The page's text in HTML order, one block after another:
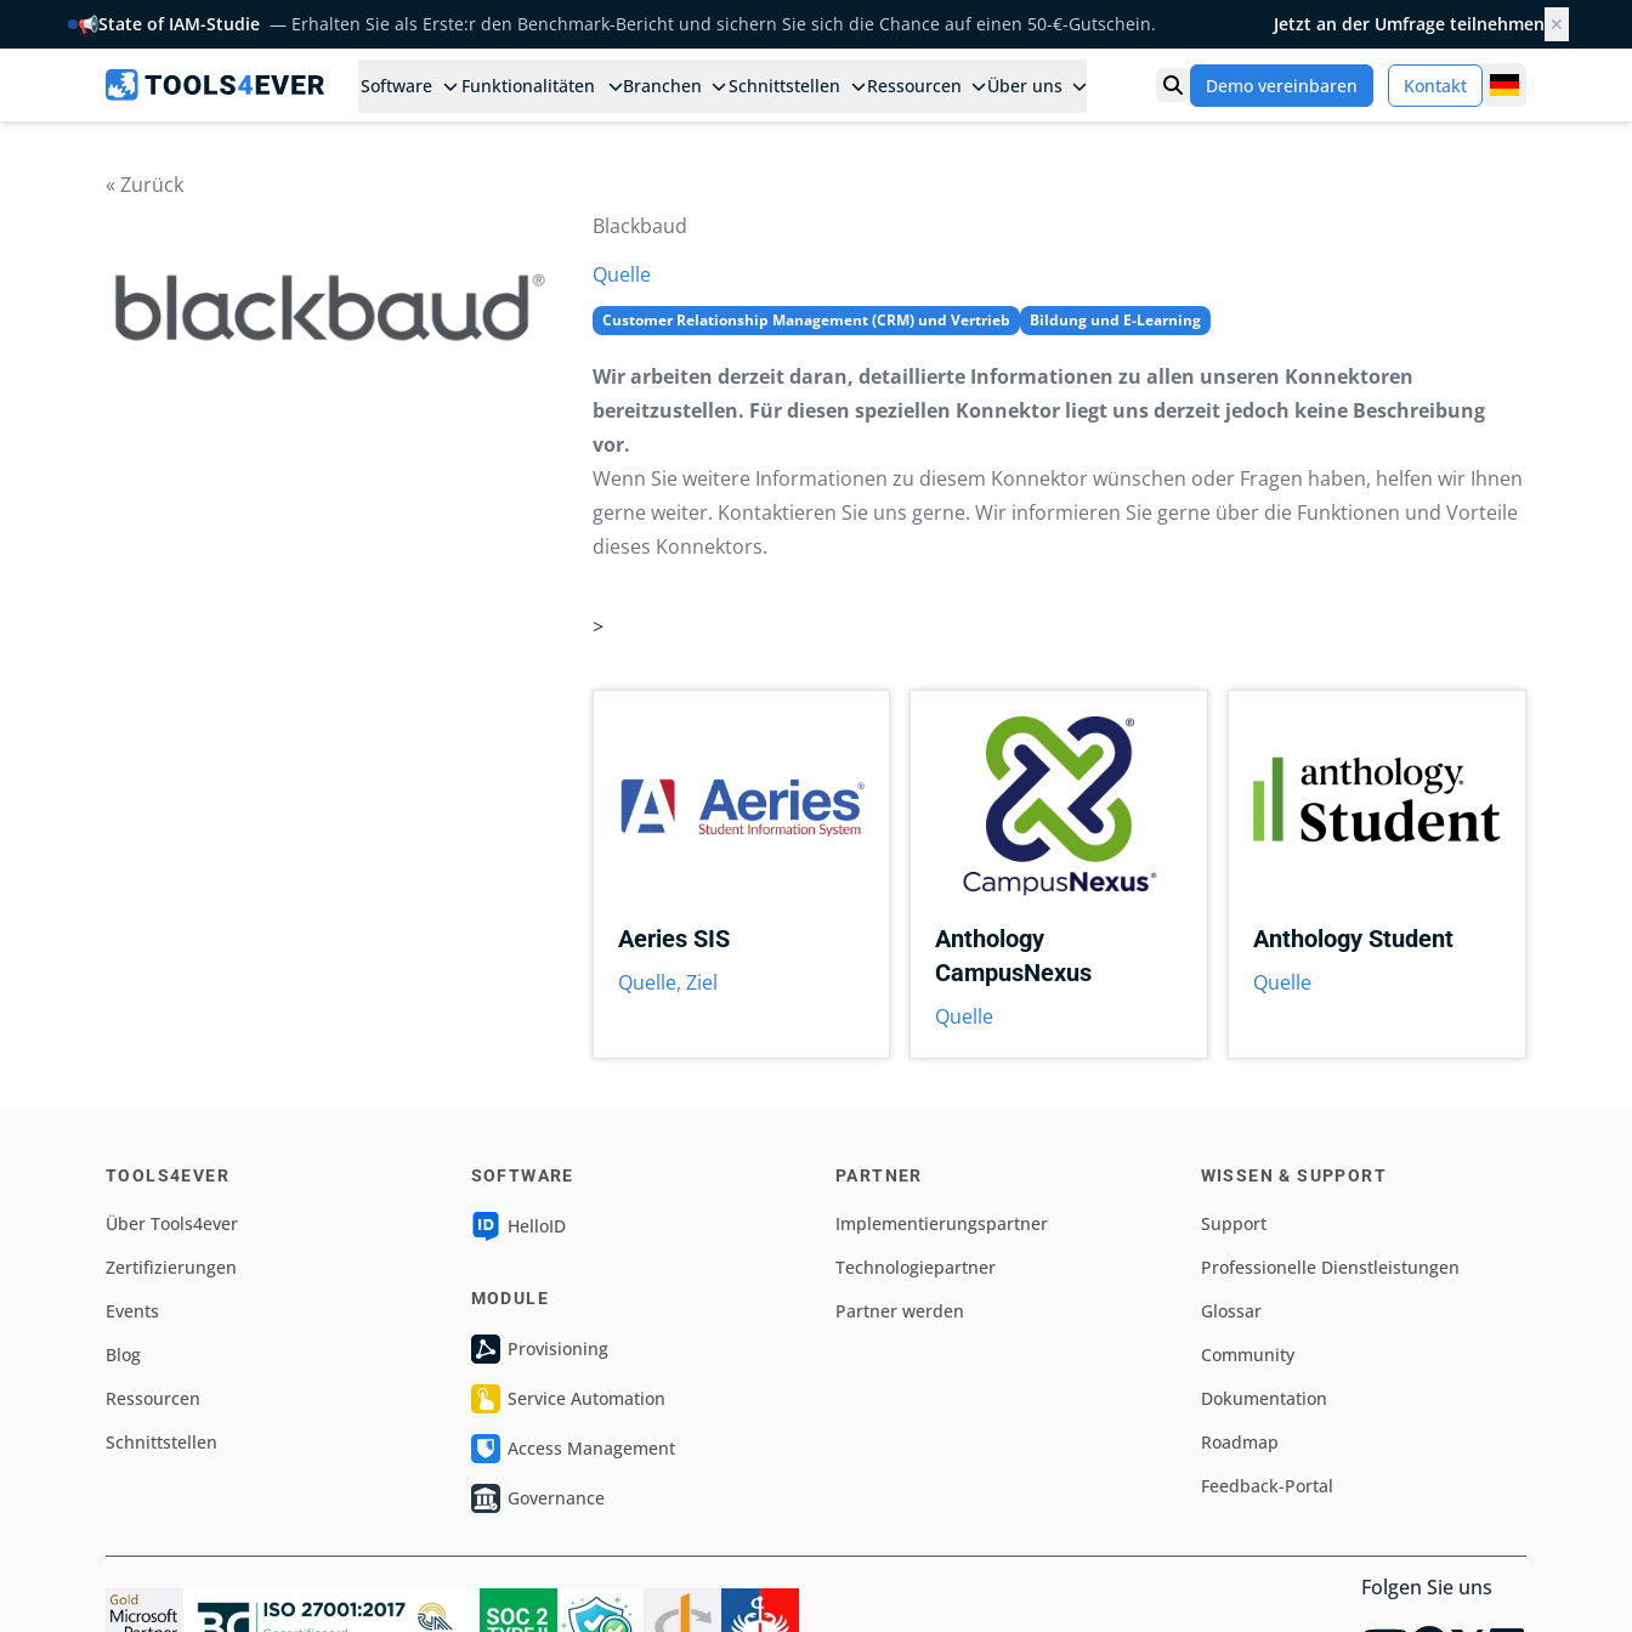
📢State of IAM-Studie — Erhalten Sie als Erste:r den Benchmark-Bericht und sichern Sie sich die Chance auf einen 50-€-Gutschein. Jetzt an der Umfrage teilnehmen ✕
Software Funktionalitäten Branchen Schnittstellen Ressourcen Über uns Suche öffnen
Demo vereinbaren Kontakt Germany
« Zurück
Blackbaud
Quelle
Customer Relationship Management (CRM) und Vertrieb Bildung und E-Learning
Wir arbeiten derzeit daran, detaillierte Informationen zu allen unseren Konnektoren
bereitzustellen. Für diesen speziellen Konnektor liegt uns derzeit jedoch keine Beschreibung
vor.
Wenn Sie weitere Informationen zu diesem Konnektor wünschen oder Fragen haben, helfen wir Ihnen
gerne weiter. Kontaktieren Sie uns gerne. Wir informieren Sie gerne über die Funktionen und Vorteile
dieses Konnektors.
>
Aeries SIS
Quelle, Ziel
Anthology
CampusNexus
Quelle
Anthology Student
Quelle
TOOLS4EVER
Über Tools4ever
Zertifizierungen
Events
Blog
Ressourcen
Schnittstellen
SOFTWARE
HelloID
MODULE
Provisioning
Service Automation
Access Management
Governance
PARTNER
Implementierungspartner
Technologiepartner
Partner werden
WISSEN & SUPPORT
Support
Professionelle Dienstleistungen
Glossar
Community
Dokumentation
Roadmap
Feedback-Portal
Folgen Sie uns